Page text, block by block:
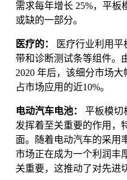
需求每年增长 25%，平
或缺的一部分。
医疗的：
医疗行业利用
带和诊断测试条等组件。
2020 年后，该细分市场
占市场应用的近10%。
电动汽车电池： 平板模切
发挥着至关重要的作用，
面。随着电动汽车的采用
市场正在成为一个利润丰
关重要，这推动了对先进